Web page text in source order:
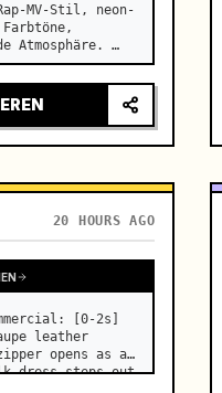
MV-Stil, neon-
Atmosphäre. …
20 HOURS AGO
[0-2s]
leather
opens as a
dress steps out